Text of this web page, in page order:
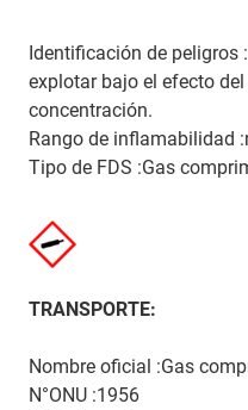
Identificación de peligros
explotar bajo el efecto
concentración.
Rango de inflamabilidad
Tipo de FDS :Gas
TRANSPORTE:
Nombre oficial :Gas
N°ONU :1956